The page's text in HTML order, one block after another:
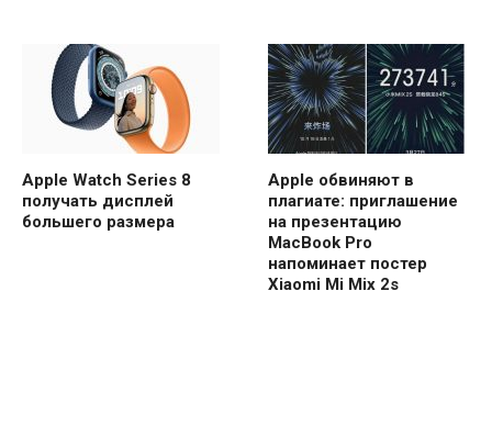
Apple Watch Series 8
получать дисплей
большего размера
Apple обвиняют в
плагиате: приглашение
на презентацию
MacBook Pro
напоминает постер
Xiaomi Mi Mix 2s